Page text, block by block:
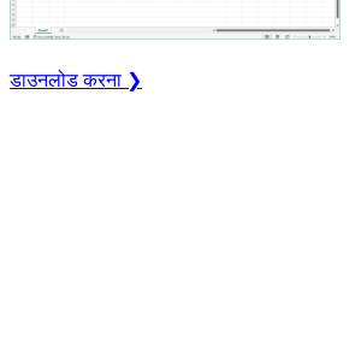
डाउनलोड करना ❯